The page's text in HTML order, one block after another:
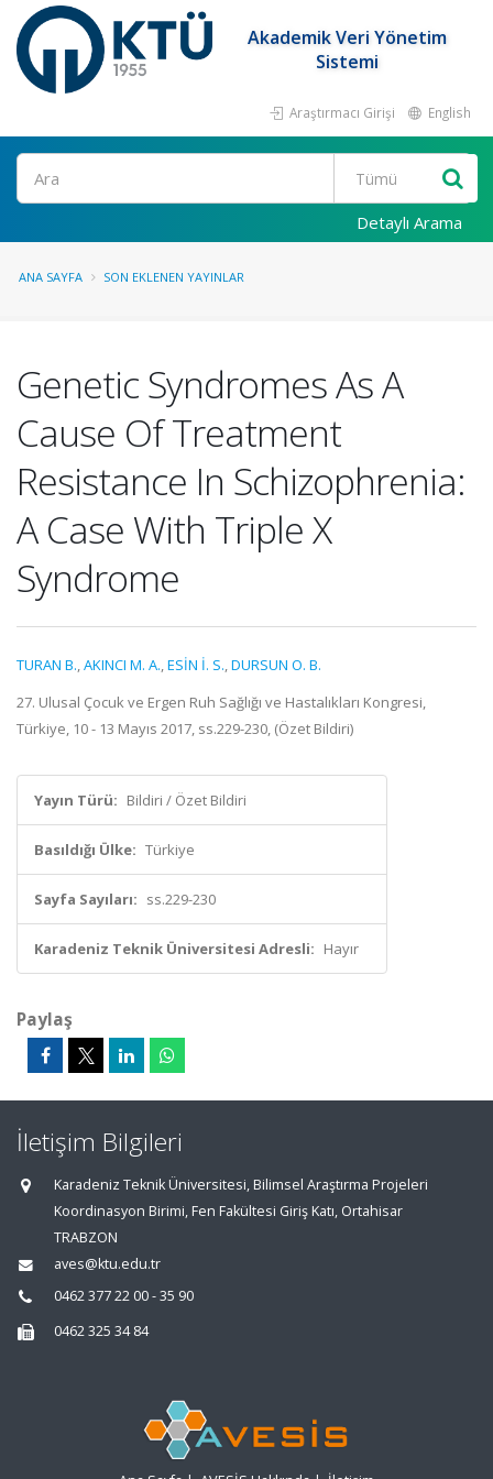
Akademik Veri Yönetim
Sistemi
Araştırmacı Girişi English
Ara
Detaylı Arama
ANA SAYFA SON EKLENEN YAYINLAR
Genetic Syndromes As A
Cause Of Treatment
Resistance In Schizophrenia:
A Case With Triple X
Syndrome
TURAN B.,AKINCI M. A.,ESİN İ. S.,DURSUN O. B.
27. Ulusal Çocuk ve Ergen Ruh Sağlığı ve Hastalıkları Kongresi,
Türkiye, 10 - 13 Mayıs 2017, ss.229-230, (Özet Bildiri)
Yayın Türü: Bildiri / Özet Bildiri
Basıldığı Ülke: Türkiye
Sayfa Sayıları: ss.229-230
Karadeniz Teknik Üniversitesi Adresli: Hayır
Paylaş
İletişim Bilgileri
Karadeniz Teknik Üniversitesi, Bilimsel Araştırma Projeleri
Koordinasyon Birimi, Fen Fakültesi Giriş Katı, Ortahisar
TRABZON
aves@ktu.edu.tr
0462 377 22 00 - 35 90
0462 325 34 84